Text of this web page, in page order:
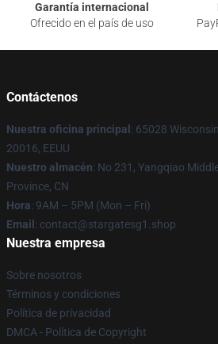
Garantía internacional
Ofrecido en el país de uso
Contáctenos
Nuestra oficina principal : 65028
20016, EEUU
Nuestro almacén: No 231, Yangqiao
Province, CN
Hora: 9AM – 5PM (Mon – Fri)
Email : contact@stargatesg1.shop
Nuestra empresa
Sobre nosotros
Términos y condiciones
Política de privacidad
DMCA - Política de Copyright